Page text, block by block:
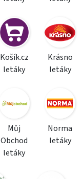
Košík.cz
letáky
Krásno
letáky
Můj
Obchod
letáky
Norma
letáky